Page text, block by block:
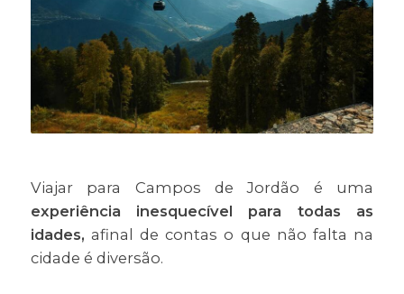
Viajar para Campos de Jordão é uma
experiência inesquecível para todas as
idades, afinal de contas o que não falta na
cidade é diversão.